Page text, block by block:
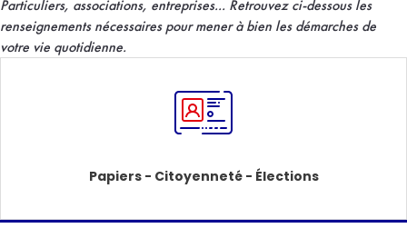
Particuliers, associations, entreprises... Retrouvez ci-dessous les
renseignements nécessaires pour mener à bien les démarches de
votre vie quotidienne.
Papiers - Citoyenneté - Élections